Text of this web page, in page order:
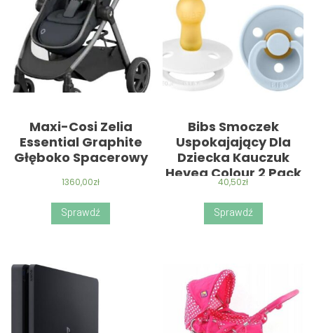
Maxi-Cosi Zelia
Essential Graphite
Głęboko Spacerowy
1360,00zł
Sprawdź
Bibs Smoczek
Uspokajający Dla
Dziecka Kauczuk
Hevea Colour 2 Pack
White & Baby Blue M
40,50zł
Sprawdź